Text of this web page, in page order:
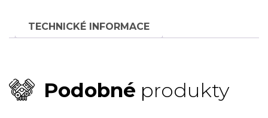
TECHNICKÉ INFORMACE
Podobné produkty